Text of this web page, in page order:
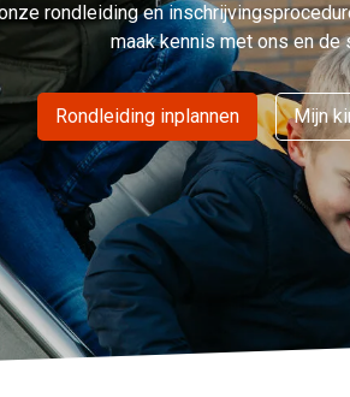
rondleiding en
maak kennis met ons en de
Rondleiding inplannen Mijn